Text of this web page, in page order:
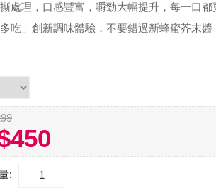
處理，口感豐富，嚼勁大幅提升，每一口都
吃」創新調味體驗，不要錯過新蜂蜜芥末醬
: